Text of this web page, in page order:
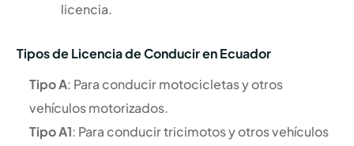
licencia.
Tipos de Licencia de Conducir en Ecuador
Tipo A: Para conducir motocicletas y otros
vehículos motorizados.
Tipo A1: Para conducir tricimotos y otros vehículos